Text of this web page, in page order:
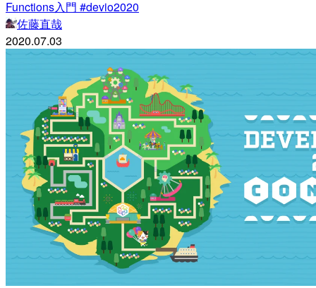
Functions入門 #devio2020
佐藤直哉
2020.07.03